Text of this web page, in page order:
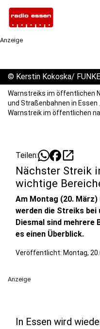
Anzeige
© Kerstin Kokoska/
Warnstreiks im öffentlichen
und Straßenbahnen in
Warnstreik im öffentlichen
Teilen: open_in_new
Nächster Streik
wichtige
Am Montag (20.
werden die Streiks
Diesmal sind mehrere
es einen Überblick.
Veröffentlicht: Montag,
Anzeige
In Essen wird